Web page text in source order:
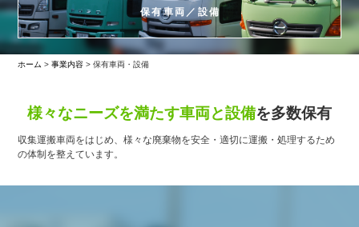
保有車両／設備
ホーム 事業内容 保有車両・設備
様々なニーズを満たす車両と設備を多数保有
収集運搬車両をはじめ、様々な廃棄物を安全・適切に運搬・処理するため
の体制を整えています。